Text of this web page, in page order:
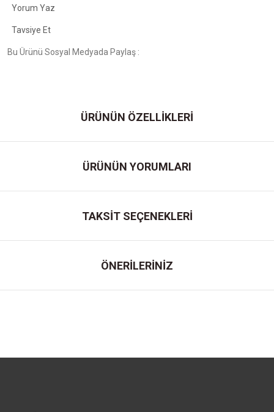
Yorum Yaz
Tavsiye Et
Bu Ürünü Sosyal Medyada Paylaş :
ÜRÜNÜN ÖZELLİKLERİ
ÜRÜNÜN YORUMLARI
TAKSİT SEÇENEKLERİ
ÖNERİLERİNİZ